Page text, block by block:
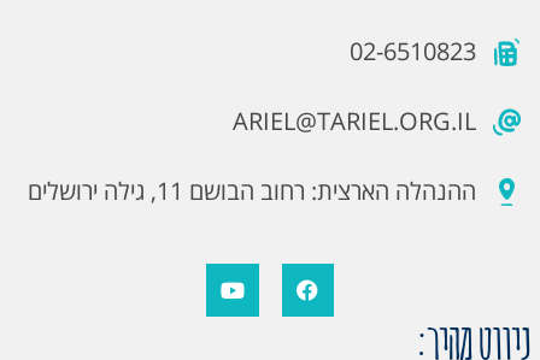
02-6510823
ARIEL@TARIEL.ORG.IL
ההנהלה הארצית: רחוב הבושם 11, גילה ירושלים
ניווט מהיר: